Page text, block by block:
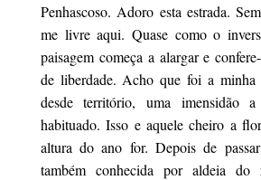
Penhascoso. Adoro esta estrada.
me livre aqui. Quase como o
paisagem começa a alargar e
de liberdade. Acho que foi a minha
desde território, uma imensidão
habituado. Isso e aquele cheiro a
altura do ano for. Depois de
também conhecida por aldeia do